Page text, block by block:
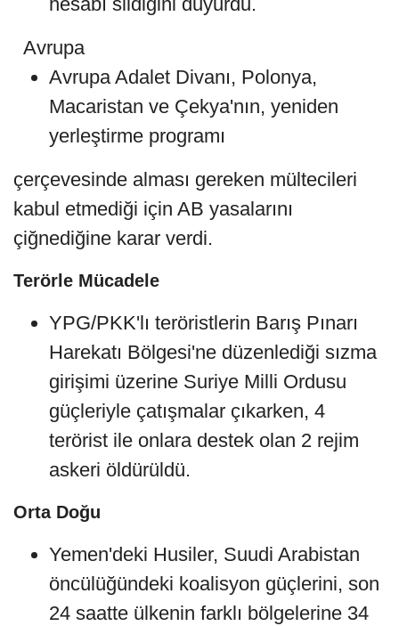
Avrupa
Avrupa Adalet Divanı, Polonya,
Macaristan ve Çekya'nın, yeniden
yerleştirme programı
çerçevesinde alması gereken mültecileri
kabul etmediği için AB yasalarını
çiğnediğine karar verdi.
Terörle Mücadele
YPG/PKK'lı teröristlerin Barış Pınarı
Harekatı Bölgesi'ne düzenlediği sızma
girişimi üzerine Suriye Milli Ordusu
güçleriyle çatışmalar çıkarken, 4
terörist ile onlara destek olan 2 rejim
askeri öldürüldü.
Orta Doğu
Yemen'deki Husiler, Suudi Arabistan
öncülüğündeki koalisyon güçlerini, son
24 saatte ülkenin farklı bölgelerine 34